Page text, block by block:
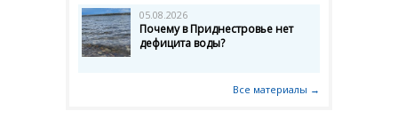
05.08.2026
Почему в Приднестровье нет
дефицита воды?
Все материалы →